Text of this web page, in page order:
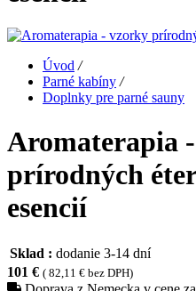
Úvod /
Parné kabíny /
Doplnky pre parné sauny
Aromaterapia
prírodných
esencií
Sklad : dodanie 3-14 dní
101 € ( 82,11 € bez DPH)